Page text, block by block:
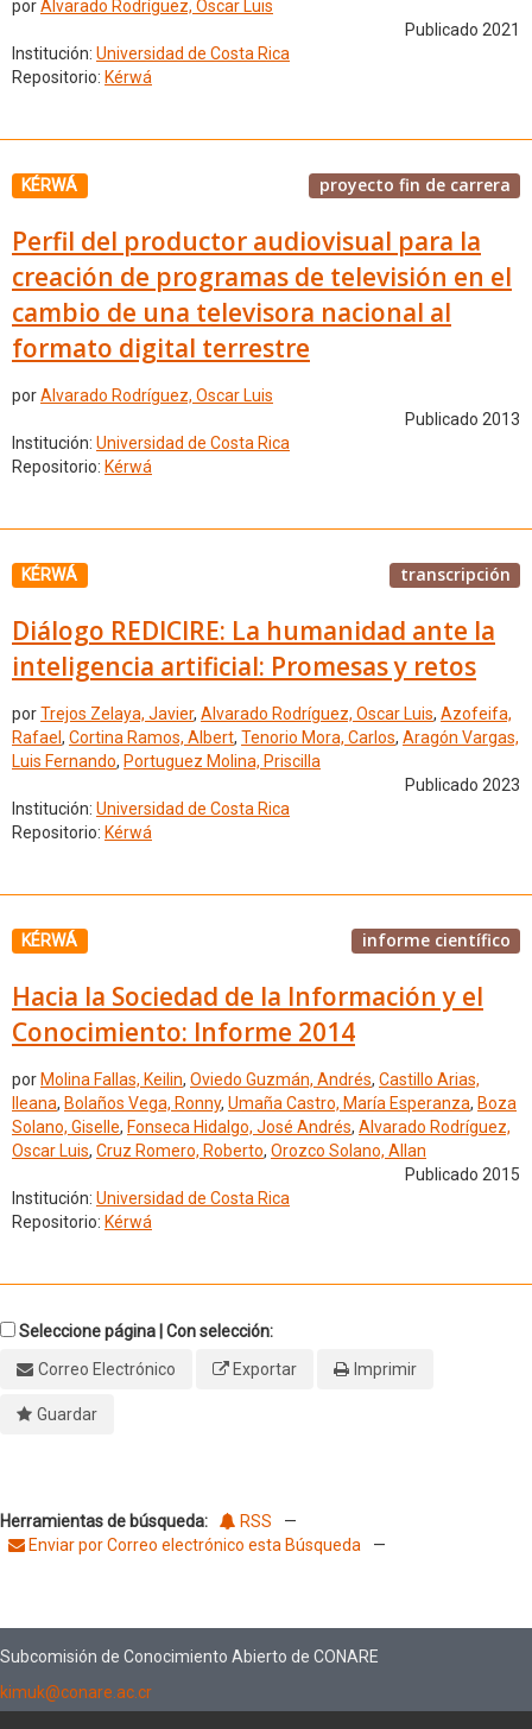
porAlvarado Rodríguez, Oscar Luis
Publicado 2021
Institución: Universidad de Costa Rica
Repositorio: Kérwá
KÉRWÁ proyecto fin de carrera
Perfil del productor audiovisual para la
creación de programas de televisión en el
cambio de una televisora nacional al
formato digital terrestre
porAlvarado Rodríguez, Oscar Luis
Publicado 2013
Institución: Universidad de Costa Rica
Repositorio: Kérwá
KÉRWÁ transcripción
Diálogo REDICIRE: La humanidad ante la
inteligencia artificial: Promesas y retos
porTrejos Zelaya, Javier, Alvarado Rodríguez, Oscar Luis, Azofeifa,
Rafael , Cortina Ramos, Albert, Tenorio Mora, Carlos, Aragón Vargas,
Luis Fernando, Portuguez Molina, Priscilla
Publicado 2023
Institución: Universidad de Costa Rica
Repositorio: Kérwá
KÉRWÁ informe científico
Hacia la Sociedad de la Información y el
Conocimiento: Informe 2014
por Molina Fallas, Keilin, Oviedo Guzmán, Andrés, Castillo Arias,
Ileana, Bolaños Vega, Ronny, Umaña Castro, María Esperanza, Boza
Solano, Giselle, Fonseca Hidalgo, José Andrés, Alvarado Rodríguez,
Oscar Luis, Cruz Romero, Roberto, Orozco Solano, Allan
Publicado 2015
Institución: Universidad de Costa Rica
Repositorio: Kérwá
Seleccione página | Con selección:
Correo Electrónico
Exportar Imprimir
Guardar
Herramientas de búsqueda: RSS
—
Enviar por Correo electrónico esta Búsqueda
—
Subcomisión de Conocimiento Abierto de CONARE
kimuk@conare.ac.cr